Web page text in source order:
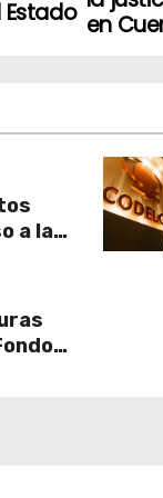
en
a la
los